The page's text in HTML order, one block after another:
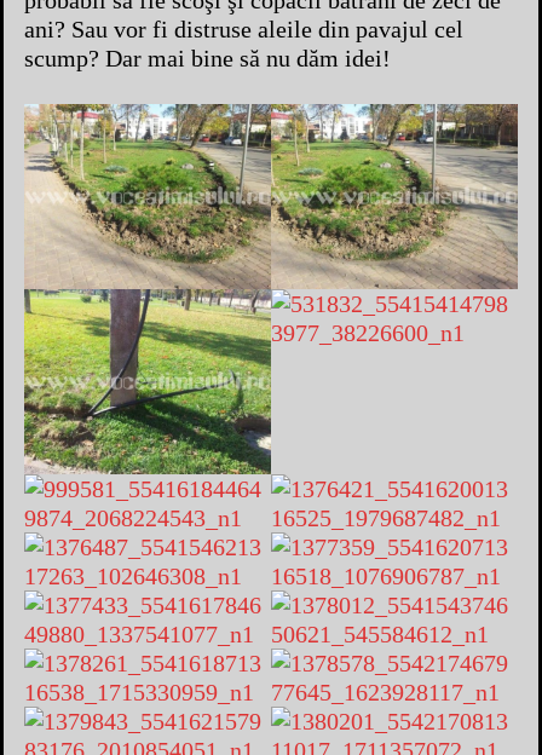
ani? Sau vor fi distruse aleile din pavajul cel
scump? Dar mai bine să nu dăm idei!